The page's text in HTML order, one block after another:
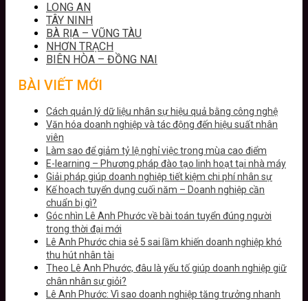
LONG AN
TÂY NINH
BÀ RỊA – VŨNG TÀU
NHƠN TRẠCH
BIÊN HÒA – ĐỒNG NAI
BÀI VIẾT MỚI
Cách quản lý dữ liệu nhân sự hiệu quả bằng công nghệ
Văn hóa doanh nghiệp và tác động đến hiệu suất nhân
viên
Làm sao để giảm tỷ lệ nghỉ việc trong mùa cao điểm
E-learning – Phương pháp đào tạo linh hoạt tại nhà máy
Giải pháp giúp doanh nghiệp tiết kiệm chi phí nhân sự
Kế hoạch tuyển dụng cuối năm – Doanh nghiệp cần
chuẩn bị gì?
Góc nhìn Lê Anh Phước về bài toán tuyển đúng người
trong thời đại mới
Lê Anh Phước chia sẻ 5 sai lầm khiến doanh nghiệp khó
thu hút nhân tài
Theo Lê Anh Phước, đâu là yếu tố giúp doanh nghiệp giữ
chân nhân sự giỏi?
Lê Anh Phước: Vì sao doanh nghiệp tăng trưởng nhanh